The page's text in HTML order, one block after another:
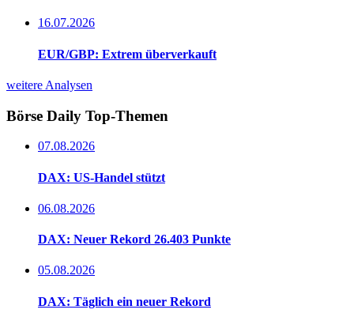
16.07.2026
EUR/GBP: Extrem überverkauft
weitere Analysen
Börse Daily Top-Themen
07.08.2026
DAX: US-Handel stützt
06.08.2026
DAX: Neuer Rekord 26.403 Punkte
05.08.2026
DAX: Täglich ein neuer Rekord